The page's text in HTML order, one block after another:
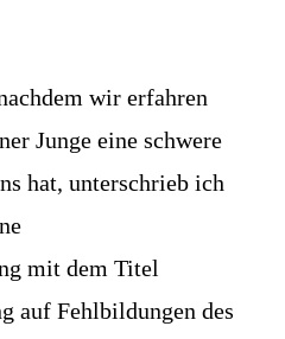
wir erfahren
Junge eine schwere
hat, unterschrieb ich
mit dem Titel
auf Fehlbildungen des